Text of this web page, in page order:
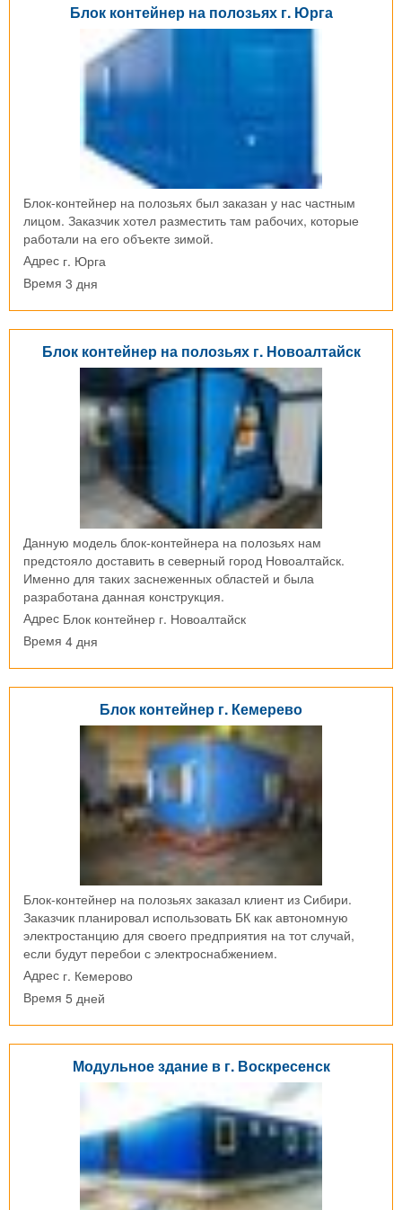
Блок контейнер на полозьях г. Юрга
Блок-контейнер на полозьях был заказан у нас частным
лицом. Заказчик хотел разместить там рабочих, которые
работали на его объекте зимой.
Адрес г. Юрга
Время 3 дня
Блок контейнер на полозьях г. Новоалтайск
Данную модель блок-контейнера на полозьях нам
предстояло доставить в северный город Новоалтайск.
Именно для таких заснеженных областей и была
разработана данная конструкция.
Адрес Блок контейнер г. Новоалтайск
Время 4 дня
Блок контейнер г. Кемерево
Блок-контейнер на полозьях заказал клиент из Сибири.
Заказчик планировал использовать БК как автономную
электростанцию для своего предприятия на тот случай,
если будут перебои с электроснабжением.
Адрес г. Кемерово
Время 5 дней
Модульное здание в г. Воскресенск